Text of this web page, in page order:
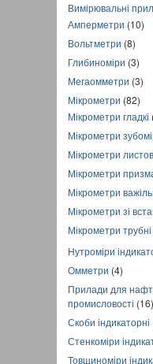
Вимірювальні
Амперметри (10)
Вольтметри (8)
Глибиноміри (3)
Мегаомметри (3)
Мікрометри (82)
Мікрометри гладкі
Мікрометри
Мікрометри
Мікрометри
Мікрометри
Мікрометри зі
Мікрометри трубні
Нутроміри
Омметри (4)
Прилади для
промисловості (16)
Скоби індикаторні
Стенкоміри
Товщиноміри